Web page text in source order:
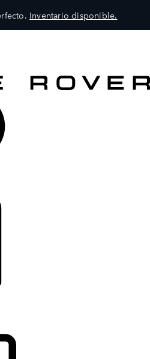
Inventario disponible.